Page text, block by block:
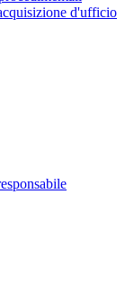
d'ufficio